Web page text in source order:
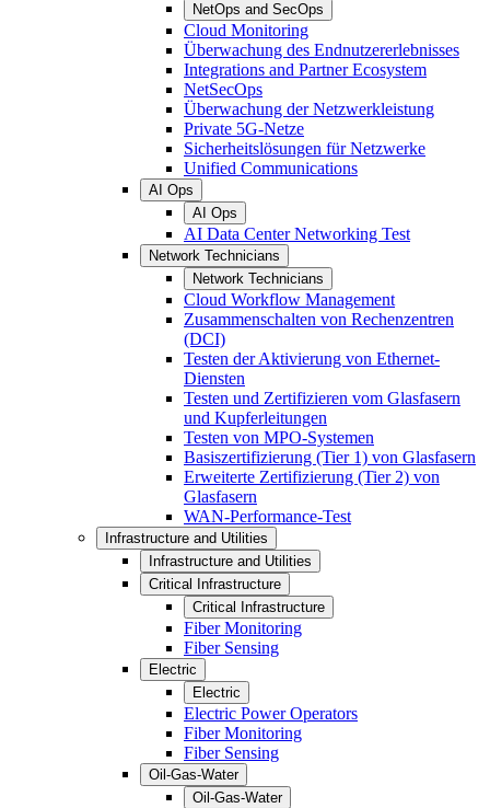
NetOps and SecOps
Cloud Monitoring
Überwachung des Endnutzererlebnisses
Integrations and Partner Ecosystem
NetSecOps
Überwachung der Netzwerkleistung
Private 5G-Netze
Sicherheitslösungen für Netzwerke
Unified Communications
AI Ops
AI Ops
AI Data Center Networking Test
Network Technicians
Network Technicians
Cloud Workflow Management
Zusammenschalten von Rechenzentren
(DCI)
Testen der Aktivierung von Ethernet-
Diensten
Testen und Zertifizieren vom Glasfasern
und Kupferleitungen
Testen von MPO-Systemen
Basiszertifizierung (Tier 1) von Glasfasern
Erweiterte Zertifizierung (Tier 2) von
Glasfasern
WAN-Performance-Test
Infrastructure and Utilities
Infrastructure and Utilities
Critical Infrastructure
Critical Infrastructure
Fiber Monitoring
Fiber Sensing
Electric
Electric
Electric Power Operators
Fiber Monitoring
Fiber Sensing
Oil-Gas-Water
Oil-Gas-Water